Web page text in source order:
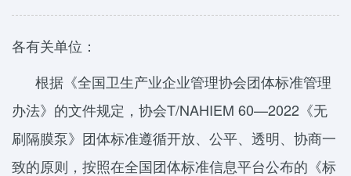
各有关单位：
根据《全国卫生产业企业管理协会团体标准管理
办法》的文件规定，协会T/NAHIEM 60—2022《无
刷隔膜泵》团体标准遵循开放、公平、透明、协商一
致的原则，按照在全国团体标准信息平台公布的《标